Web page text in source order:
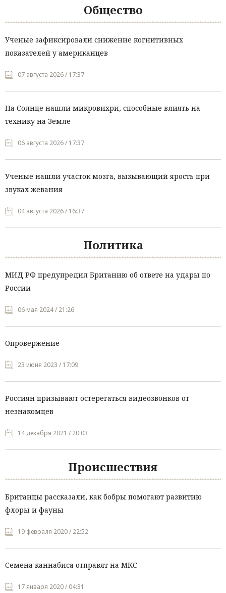
Общество
Ученые зафиксировали снижение когнитивных
показателей у американцев
07 августа 2026 / 17:37
На Солнце нашли микровихри, способные влиять на
технику на Земле
06 августа 2026 / 17:37
Ученые нашли участок мозга, вызывающий ярость при
звуках жевания
04 августа 2026 / 16:37
Политика
МИД РФ предупредил Британию об ответе на удары по
России
06 мая 2024 / 21:26
Опровержение
23 июня 2023 / 17:09
Россиян призывают остерегаться видеозвонков от
незнакомцев
14 декабря 2021 / 20:03
Происшествия
Британцы рассказали, как бобры помогают развитию
флоры и фауны
19 февраля 2020 / 22:52
Семена каннабиса отправят на МКС
17 января 2020 / 04:31